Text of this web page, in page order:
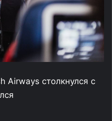
Airways столкнулся с